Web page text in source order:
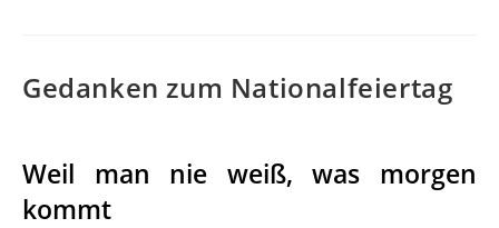
Gedanken zum Nationalfeiertag
Weil man nie weiß, was morgen
kommt